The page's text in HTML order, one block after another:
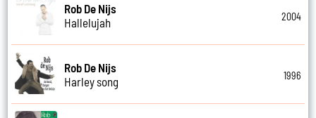
Rob De Nijs
Hallelujah
2004
Rob De Nijs
Harley song
1996